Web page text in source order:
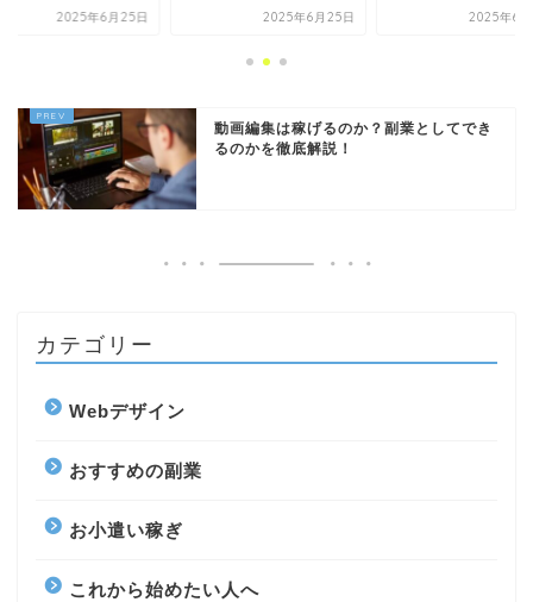
2025年6月25日 2025年6月25日 2025年6
動画編集は稼げるのか？副業としてでき
るのかを徹底解説！
カテゴリー
Webデザイン
おすすめの副業
お小遣い稼ぎ
これから始めたい人へ